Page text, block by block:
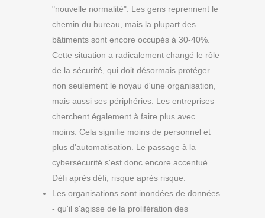
"nouvelle normalité". Les gens reprennent le
chemin du bureau, mais la plupart des
bâtiments sont encore occupés à 30-40%.
Cette situation a radicalement changé le rôle
de la sécurité, qui doit désormais protéger
non seulement le noyau d'une organisation,
mais aussi ses périphéries. Les entreprises
cherchent également à faire plus avec
moins. Cela signifie moins de personnel et
plus d'automatisation. Le passage à la
cybersécurité s'est donc encore accentué.
Défi après défi, risque après risque.
Les organisations sont inondées de données
- qu'il s'agisse de la prolifération des